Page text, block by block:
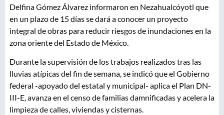
Delfina Gómez Álvarez informaron en Nezahualcóyotl que
en un plazo de 15 días se dará a conocer un proyecto
integral de obras para reducir riesgos de inundaciones en la
zona oriente del Estado de México.
Durante la supervisión de los trabajos realizados tras las
lluvias atípicas del fin de semana, se indicó que el Gobierno
federal -apoyado del estatal y municipal- aplica el Plan DN-
III-E, avanza en el censo de familias damnificadas y acelera la
limpieza de calles, viviendas y cisternas.